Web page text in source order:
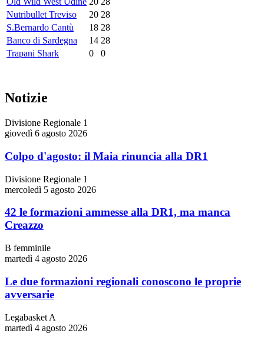
Nutribullet Treviso
20 28
S.Bernardo Cantù
18 28
Banco di Sardegna
14 28
Trapani Shark
0 0
Notizie
Divisione Regionale 1
giovedì 6 agosto 2026
Colpo d'agosto: il Maia rinuncia alla DR1
Divisione Regionale 1
mercoledì 5 agosto 2026
42 le formazioni ammesse alla DR1, ma manca
Creazzo
B femminile
martedì 4 agosto 2026
Le due formazioni regionali conoscono le proprie
avversarie
Legabasket A
martedì 4 agosto 2026